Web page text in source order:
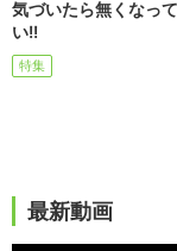
気づいたら無くなっ
い!!
特集
最新動画